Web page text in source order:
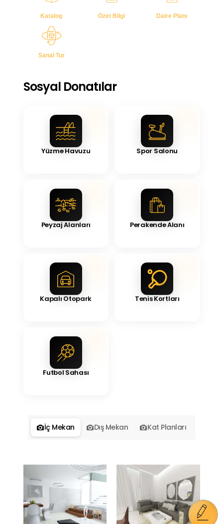
Katalog Özet Bilgi Daire Planı
Sanal Tur
Sosyal Donatılar
Yüzme Havuzu Spor Salonu
Peyzaj Alanları Perakende Alanı
Kapalı Otopark Tenis Kortları
Futbol Sahası
İç Mekan Dış Mekan Kat Planları